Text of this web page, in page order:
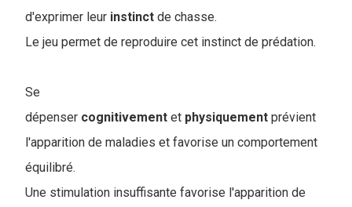
d'exprimer leur instinct de chasse.
Le jeu permet de reproduire cet instinct de prédation.
Se
dépenser cognitivement et physiquement prévient
l'apparition de maladies et favorise un comportement
équilibré.
Une stimulation insuffisante favorise l'apparition de